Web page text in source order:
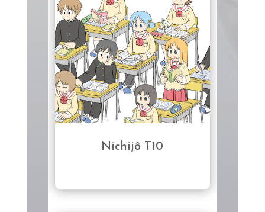
Nichijô T10